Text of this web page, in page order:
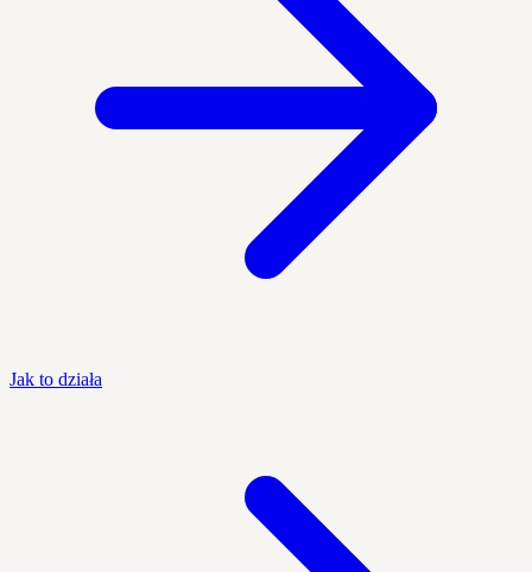
Jak to działa